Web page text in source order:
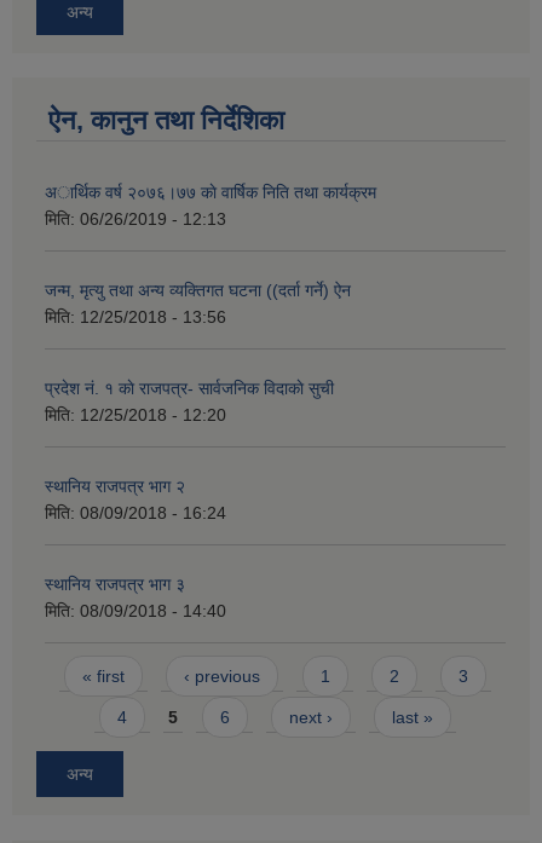
अन्य
ऐन, कानुन तथा निर्देशिका
अार्थिक वर्ष २०७६।७७ काे वार्षिक निति तथा कार्यक्रम
मिति: 06/26/2019 - 12:13
जन्म, मृत्यु तथा अन्य व्यक्तिगत घटना ((दर्ता गर्ने) ऐन
मिति: 12/25/2018 - 13:56
प्रदेश नं. १ काे राजपत्र- सार्वजनिक विदाकाे सुची
मिति: 12/25/2018 - 12:20
स्थानिय राजपत्र भाग २
मिति: 08/09/2018 - 16:24
स्थानिय राजपत्र भाग ३
मिति: 08/09/2018 - 14:40
Pages
« first ‹ previous 1 2 3
4 5 6 next › last »
अन्य